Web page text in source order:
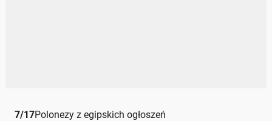
7/17Polonezy z egipskich ogłoszeń